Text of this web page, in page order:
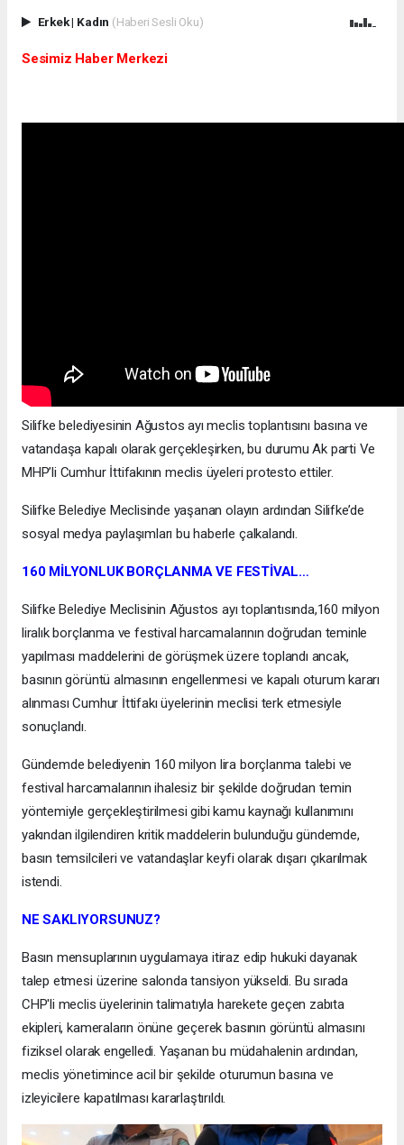
Erkek| Kadın (Haberi Sesli Oku)
Sesimiz Haber Merkezi
Silifke belediyesinin Ağustos ayı meclis toplantısını basına ve
vatandaşa kapalı olarak gerçekleşirken, bu durumu Ak parti Ve
MHP’li Cumhur İttifakının meclis üyeleri protesto ettiler.
Silifke Belediye Meclisinde yaşanan olayın ardından Silifke’de
sosyal medya paylaşımları bu haberle çalkalandı.
160 MİLYONLUK BORÇLANMA VE FESTİVAL…
Silifke Belediye Meclisinin Ağustos ayı toplantısında,160 milyon
liralık borçlanma ve festival harcamalarının doğrudan teminle
yapılması maddelerini de görüşmek üzere toplandı ancak,
basının görüntü almasının engellenmesi ve kapalı oturum kararı
alınması Cumhur İttifakı üyelerinin meclisi terk etmesiyle
sonuçlandı.
Gündemde belediyenin 160 milyon lira borçlanma talebi ve
festival harcamalarının ihalesiz bir şekilde doğrudan temin
yöntemiyle gerçekleştirilmesi gibi kamu kaynağı kullanımını
yakından ilgilendiren kritik maddelerin bulunduğu gündemde,
basın temsilcileri ve vatandaşlar keyfi olarak dışarı çıkarılmak
istendi.
NE SAKLIYORSUNUZ?
Basın mensuplarının uygulamaya itiraz edip hukuki dayanak
talep etmesi üzerine salonda tansiyon yükseldi. Bu sırada
CHP'li meclis üyelerinin talimatıyla harekete geçen zabıta
ekipleri, kameraların önüne geçerek basının görüntü almasını
fiziksel olarak engelledi. Yaşanan bu müdahalenin ardından,
meclis yönetimince acil bir şekilde oturumun basına ve
izleyicilere kapatılması kararlaştırıldı.